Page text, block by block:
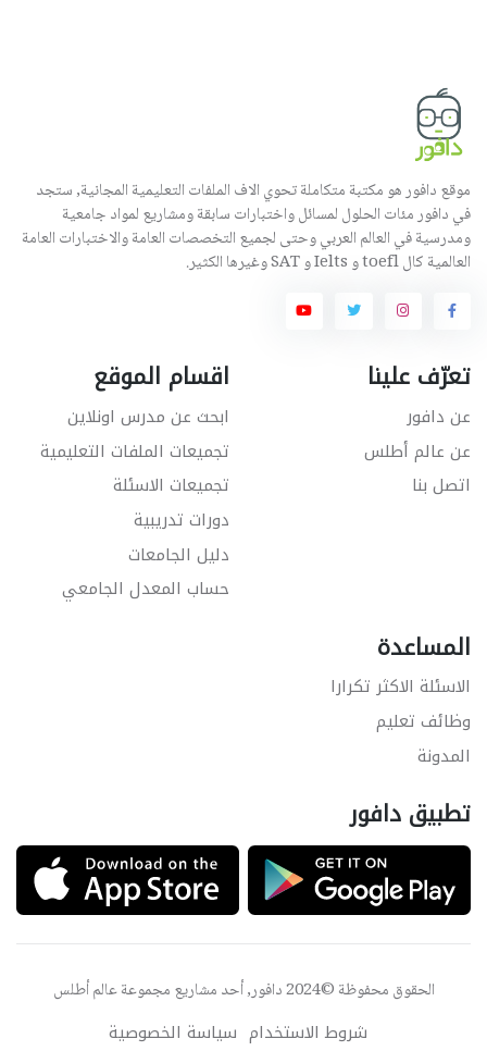
موقع دافور هو مكتبة متكاملة تحوي الاف الملفات التعليمية المجانية, ستجد
في دافور مئات الحلول لمسائل واختبارات سابقة ومشاريع لمواد جامعية
ومدرسية في العالم العربي وحتى لجميع التخصصات العامة والاختبارات العامة
العالمية كال toefl و Ielts و SAT وغيرها الكثير.
تعرّف علينا
عن دافور
عن عالم أطلس
اتصل بنا
اقسام الموقع
ابحث عن مدرس اونلاين
تجميعات الملفات التعليمية
تجميعات الاسئلة
دورات تدريبية
دليل الجامعات
حساب المعدل الجامعي
المساعدة
الاسئلة الاكثر تكرارا
وظائف تعليم
المدونة
تطبيق دافور
الحقوق محفوظة ©2024 دافور, أحد مشاريع مجموعة عالم أطلس
شروط الاستخدام سياسة الخصوصية